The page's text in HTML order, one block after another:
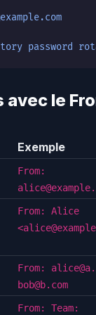
password
le
Exemple
From:
From: Alice
From:
bob@b.com
From: Team: